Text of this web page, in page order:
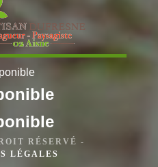
RÉSERVÉ -
LÉGALES